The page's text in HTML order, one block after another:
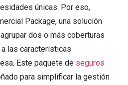
únicas. Por eso,
Package, una solución
dos o más coberturas
las características
Este paquete de seguros
para simplificar la gestión